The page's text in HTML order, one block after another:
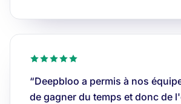
“Deepbloo a permis à nos
de gagner du temps et donc de